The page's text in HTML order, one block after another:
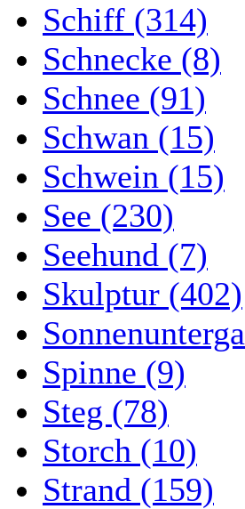
Schiff (314)
Schnecke (8)
Schnee (91)
Schwan (15)
Schwein (15)
See (230)
Seehund (7)
Skulptur (402)
Spinne (9)
Steg (78)
Storch (10)
Strand (159)